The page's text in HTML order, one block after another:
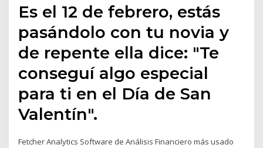
Es el 12 de febrero, estás
pasándolo con tu novia y
de repente ella dice: "Te
conseguí algo especial
para ti en el Día de San
Valentín".
Fetcher Analytics Software de Análisis Financiero más usado